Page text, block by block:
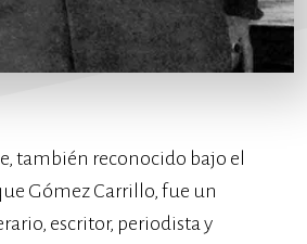
también reconocido bajo el
Gómez Carrillo, fue un
escritor, periodista y